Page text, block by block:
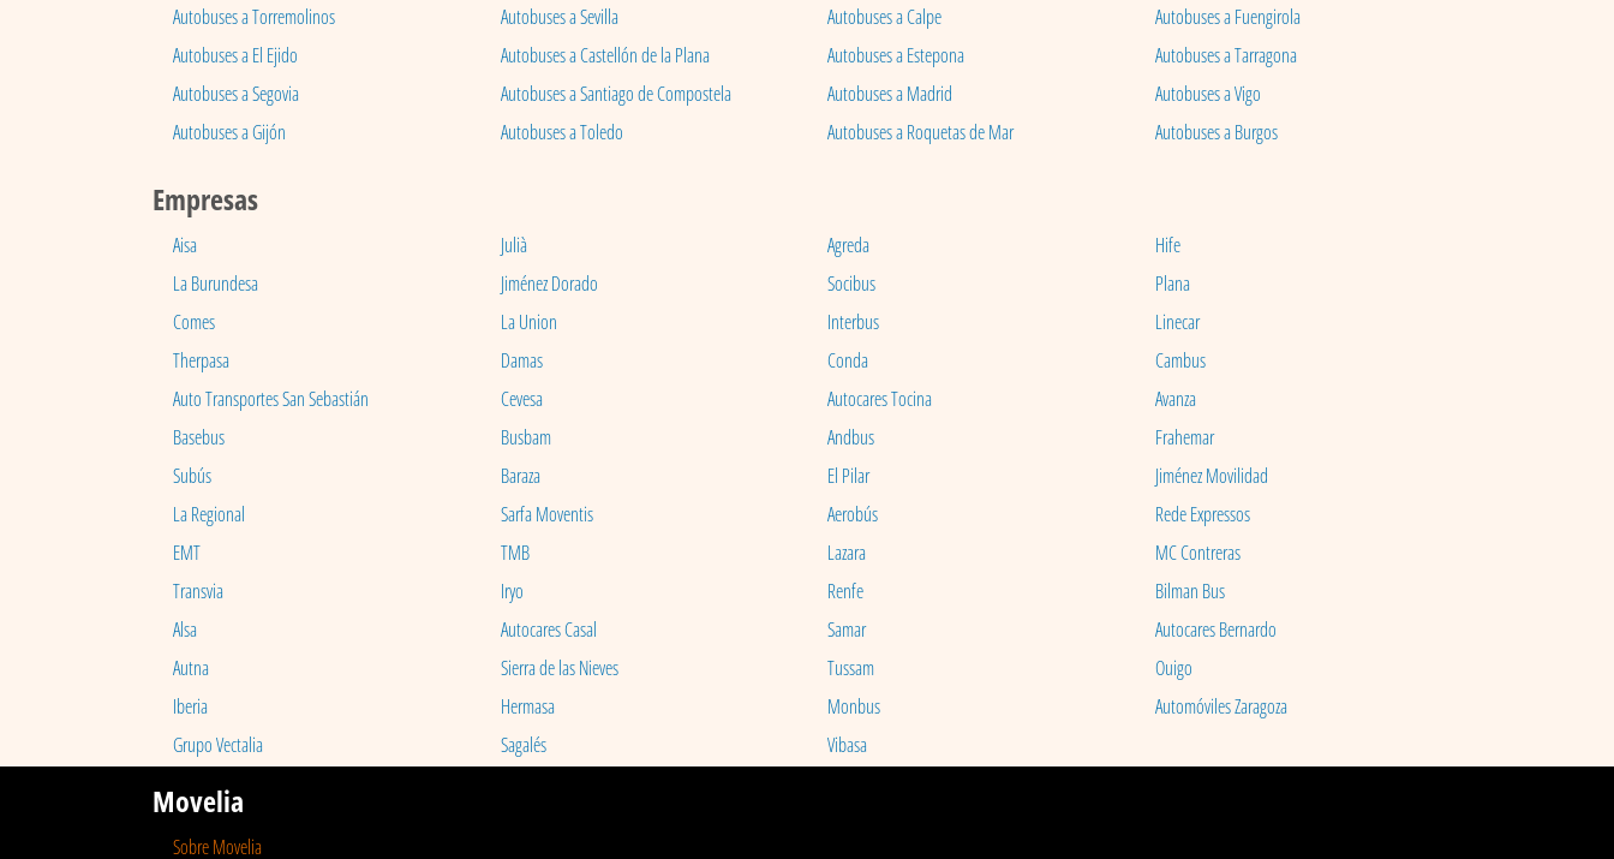
Autobuses a Torremolinos
Autobuses a Sevilla Autobuses a Calpe
Autobuses a Fuengirola
Autobuses a El Ejido
Autobuses a Castellón de la Plana Autobuses a Estepona
Autobuses a Tarragona
Autobuses a Segovia
Autobuses a Santiago de Compostela Autobuses a Madrid
Autobuses a Vigo
Autobuses a Gijón
Autobuses a Toledo Autobuses a Roquetas de Mar Autobuses a Burgos
Empresas
Aisa Julià Agreda
Hife
La Burundesa
Jiménez Dorado Socibus
Plana
Comes
La Union Interbus
Linecar
Therpasa
Damas Conda
Cambus
Auto Transportes San Sebastián
Cevesa Autocares Tocina
Avanza
Basebus
Busbam Andbus
Frahemar
Subús
Baraza El Pilar
Jiménez Movilidad
La Regional
Sarfa Moventis Aerobús
Rede Expressos
EMT
TMB Lazara
MC Contreras
Transvia
Iryo Renfe
Bilman Bus
Alsa
Autocares Casal Samar
Autocares Bernardo
Autna
Sierra de las Nieves Tussam
Ouigo
Iberia
Hermasa Monbus
Automóviles Zaragoza
Grupo Vectalia
Sagalés Vibasa
Movelia
Sobre Movelia